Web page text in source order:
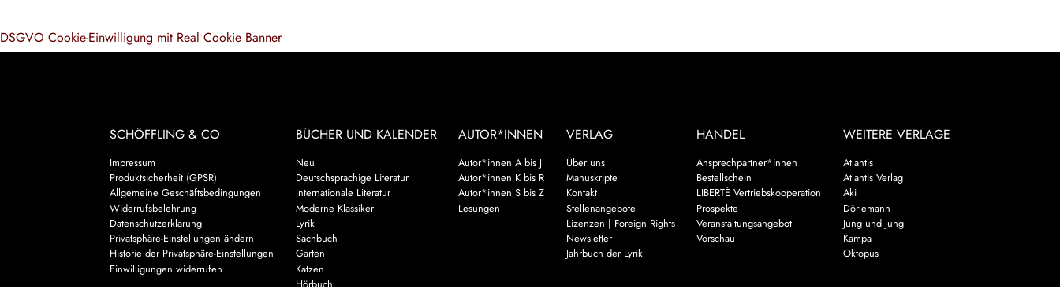
SCHÖFFLING & CO
Impressum
Produktsicherheit (GPSR)
Allgemeine Geschäftsbedingungen
Widerrufsbelehrung
Datenschutzerklärung
Privatsphäre-Einstellungen ändern
Historie der Privatsphäre-Einstellungen
Einwilligungen widerrufen
BÜCHER UND KALENDER
Neu
Deutschsprachige Literatur
Internationale Literatur
Moderne Klassiker
Lyrik
Sachbuch
Garten
Katzen
Hörbuch
AUTOR*INNEN
Autor*innen A bis J
Autor*innen K bis R
Autor*innen S bis Z
Lesungen
VERLAG
Über uns
Manuskripte
Kontakt
Stellenangebote
Lizenzen | Foreign Rights
Newsletter
Jahrbuch der Lyrik
HANDEL
Ansprechpartner*innen
Bestellschein
LIBERTÉ Vertriebskooperation
Prospekte
Veranstaltungsangebot
Vorschau
WEITERE VERLAGE
Atlantis
Atlantis Verlag
Aki
Dörlemann
Jung und Jung
Kampa
Oktopus
DSGVO Cookie-Einwilligung mit Real Cookie Banner